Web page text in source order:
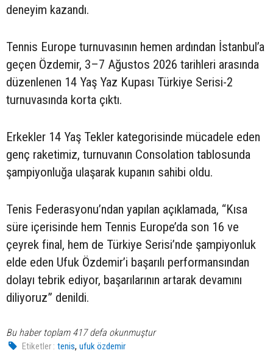
deneyim kazandı.
Tennis Europe turnuvasının hemen ardından İstanbul’a
geçen Özdemir, 3–7 Ağustos 2026 tarihleri arasında
düzenlenen 14 Yaş Yaz Kupası Türkiye Serisi-2
turnuvasında korta çıktı.
Erkekler 14 Yaş Tekler kategorisinde mücadele eden
genç raketimiz, turnuvanın Consolation tablosunda
şampiyonluğa ulaşarak kupanın sahibi oldu.
Tenis Federasyonu’ndan yapılan açıklamada, “Kısa
süre içerisinde hem Tennis Europe’da son 16 ve
çeyrek final, hem de Türkiye Serisi’nde şampiyonluk
elde eden Ufuk Özdemir’i başarılı performansından
dolayı tebrik ediyor, başarılarının artarak devamını
diliyoruz” denildi.
Bu haber toplam 417 defa okunmuştur
Etiketler : tenis,ufuk özdemir